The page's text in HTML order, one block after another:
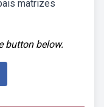
matrizes
button below.